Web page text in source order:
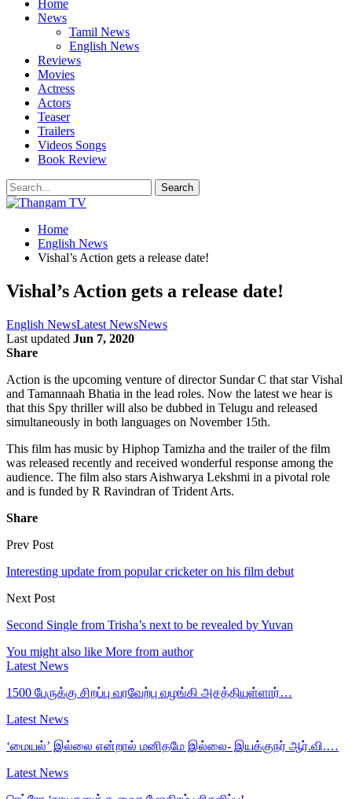
Home
News
Tamil News
English News
Reviews
Movies
Actress
Actors
Teaser
Trailers
Videos Songs
Book Review
Home
English News
Vishal’s Action gets a release date!
Vishal’s Action gets a release date!
English NewsLatest NewsNews
Last updated Jun 7, 2020
Share
Action is the upcoming venture of director Sundar C that star Vishal
and Tamannaah Bhatia in the lead roles. Now the latest we hear is
that this Spy thriller will also be dubbed in Telugu and released
simultaneously in both languages on November 15th.
This film has music by Hiphop Tamizha and the trailer of the film
was released recently and received wonderful response among the
audience. The film also stars Aishwarya Lekshmi in a pivotal role
and is funded by R Ravindran of Trident Arts.
Share
Prev Post
Interesting update from popular cricketer on his film debut
Next Post
Second Single from Trisha’s next to be revealed by Yuvan
You might also like More from author
Latest News
1500 பேருக்கு சிறப்பு வரவேற்பு வழங்கி அசத்தியுள்ளார்…
Latest News
‘மையல்’ இல்லை என்றால் மனிதமே இல்லை- இயக்குநர் ஆர்.வி.…
Latest News